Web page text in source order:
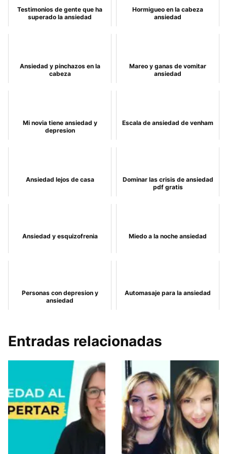
Testimonios de gente que ha
superado la ansiedad
Hormigueo en la cabeza
ansiedad
Ansiedad y pinchazos en la
cabeza
Mareo y ganas de vomitar
ansiedad
Mi novia tiene ansiedad y
depresion
Escala de ansiedad de venham
Ansiedad lejos de casa
Dominar las crisis de ansiedad
pdf gratis
Ansiedad y esquizofrenia Miedo a la noche ansiedad
Personas con depresion y
ansiedad
Automasaje para la ansiedad
Entradas relacionadas